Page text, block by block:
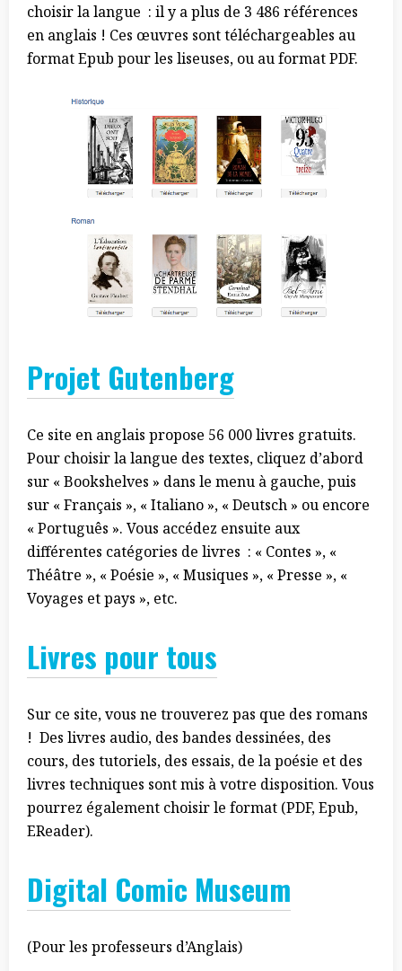
choisir la langue : il y a plus de 3 486 références
en anglais ! Ces œuvres sont téléchargeables au
format Epub pour les liseuses, ou au format PDF.
Projet Gutenberg
Ce site en anglais propose 56 000 livres gratuits.
Pour choisir la langue des textes, cliquez d’abord
sur « Bookshelves » dans le menu à gauche, puis
sur « Français », « Italiano », « Deutsch » ou encore
« Português ». Vous accédez ensuite aux
différentes catégories de livres : « Contes », «
Théâtre », « Poésie », « Musiques », « Presse », «
Voyages et pays », etc.
Livres pour tous
Sur ce site, vous ne trouverez pas que des romans
! Des livres audio, des bandes dessinées, des
cours, des tutoriels, des essais, de la poésie et des
livres techniques sont mis à votre disposition. Vous
pourrez également choisir le format (PDF, Epub,
EReader).
Digital Comic Museum
(Pour les professeurs d’Anglais)